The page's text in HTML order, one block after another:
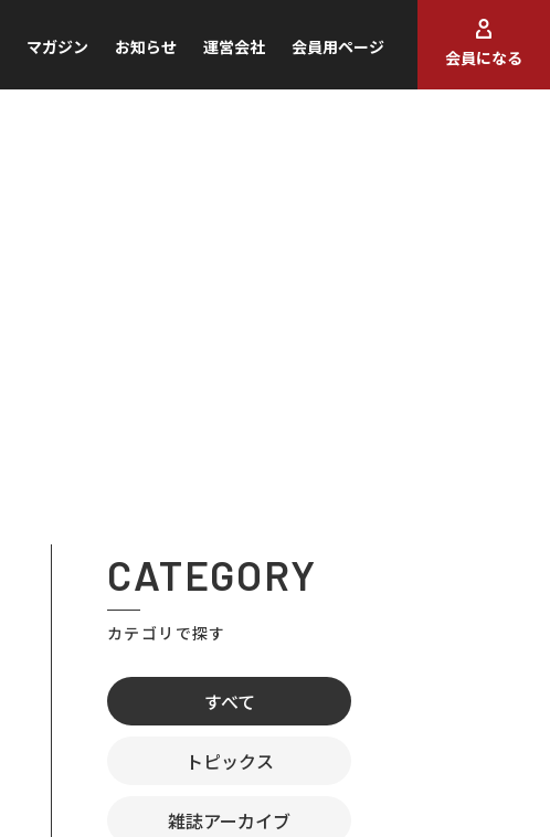
マガジン お知らせ 運営会社 会員用ページ
会員になる
CATEGORY
カテゴリで探す
すべて
トピックス
雑誌アーカイブ